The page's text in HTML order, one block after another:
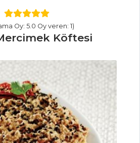
Oy: 5.0 Oy veren: 1)
Köftesi